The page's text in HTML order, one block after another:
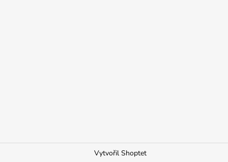
Vytvořil Shoptet